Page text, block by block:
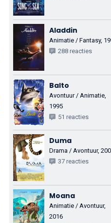
Timothy West
Dymas (stemrol)
Aladdin
Animatie / Fantasy,
288 reacties
Balto
Avontuur / Animatie,
1995
51 reacties
Duma
Drama / Avontuur,
37 reacties
Moana
Animatie / Avontuur,
2016